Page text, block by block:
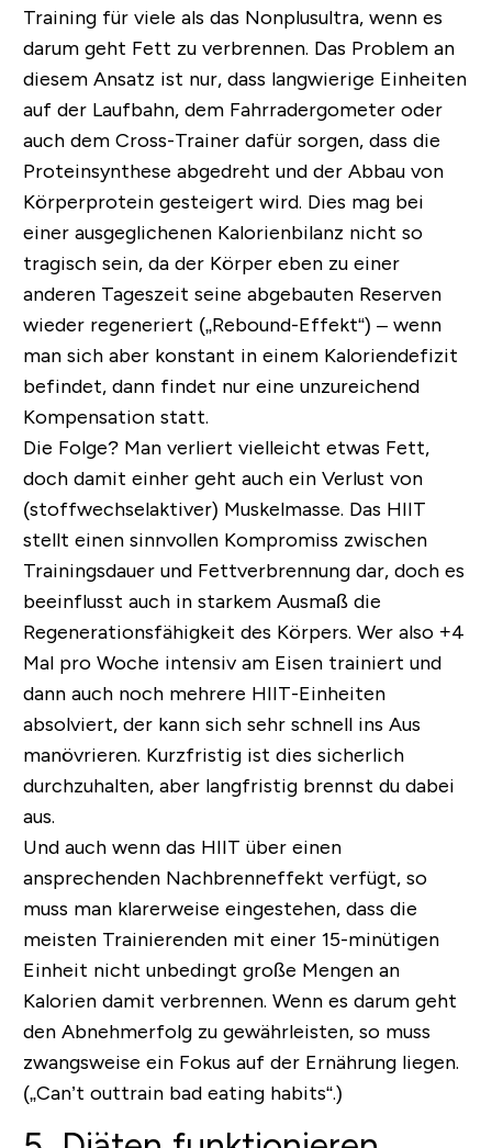
Training für viele als das Nonplusultra, wenn es
darum geht Fett zu verbrennen. Das Problem an
diesem Ansatz ist nur, dass langwierige Einheiten
auf der Laufbahn, dem Fahrradergometer oder
auch dem Cross-Trainer dafür sorgen, dass die
Proteinsynthese abgedreht und der Abbau von
Körperprotein gesteigert wird. Dies mag bei
einer ausgeglichenen Kalorienbilanz nicht so
tragisch sein, da der Körper eben zu einer
anderen Tageszeit seine abgebauten Reserven
wieder regeneriert („Rebound-Effekt“) – wenn
man sich aber konstant in einem Kaloriendefizit
befindet, dann findet nur eine unzureichend
Kompensation statt.
Die Folge? Man verliert vielleicht etwas Fett,
doch damit einher geht auch ein Verlust von
(stoffwechselaktiver) Muskelmasse. Das HIIT
stellt einen sinnvollen Kompromiss zwischen
Trainingsdauer und Fettverbrennung dar, doch es
beeinflusst auch in starkem Ausmaß die
Regenerationsfähigkeit des Körpers. Wer also +4
Mal pro Woche intensiv am Eisen trainiert und
dann auch noch mehrere HIIT-Einheiten
absolviert, der kann sich sehr schnell ins Aus
manövrieren. Kurzfristig ist dies sicherlich
durchzuhalten, aber langfristig brennst du dabei
aus.
Und auch wenn das HIIT über einen
ansprechenden Nachbrenneffekt verfügt, so
muss man klarerweise eingestehen, dass die
meisten Trainierenden mit einer 15-minütigen
Einheit nicht unbedingt große Mengen an
Kalorien damit verbrennen. Wenn es darum geht
den Abnehmerfolg zu gewährleisten, so muss
zwangsweise ein Fokus auf der Ernährung liegen.
(„Can’t outtrain bad eating habits“.)